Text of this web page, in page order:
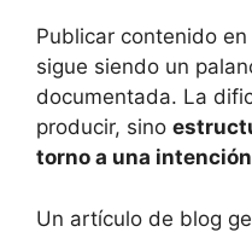
Publicar contenido
sigue siendo un
documentada. La
producir, sino
torno a una
Un artículo de blog